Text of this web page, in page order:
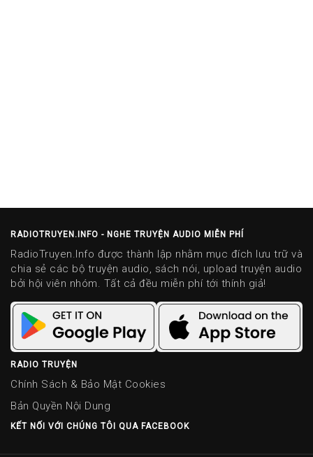
RADIOTRUYEN.INFO - NGHE TRUYỆN AUDIO MIỄN PHÍ
RadioTruyen.Info được thành lập nhằm mục đích lưu trữ và
chia sẻ các bộ truyện audio, sách nói, upload truyện audio
bởi hội viên nhóm. Tất cả đều miễn phí tới thính giả!
RADIO TRUYỆN
Chính Sách & Bảo Mật Cookies
Bản Quyền Nội Dung
KẾT NỐI VỚI CHÚNG TÔI QUA FACEBOOK